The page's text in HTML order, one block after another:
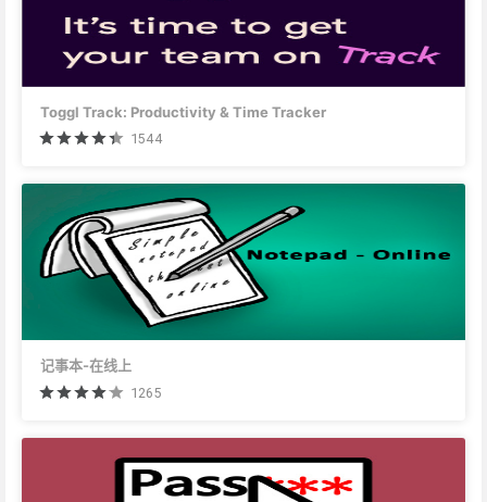
Toggl Track: Productivity & Time Tracker
1544
记事本-在线上
1265